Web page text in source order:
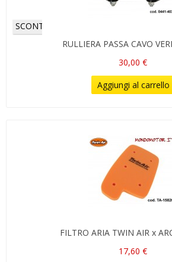
SCONTI!
RULLIERA PASSA CAVO
30,00 €
Aggiungi al carrello
FILTRO ARIA TWIN AIR x
17,60 €